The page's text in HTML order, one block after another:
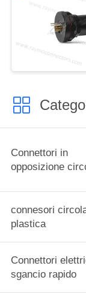
Connettori in
opposizione
connesori
plastica
Connettori
sgancio rapido